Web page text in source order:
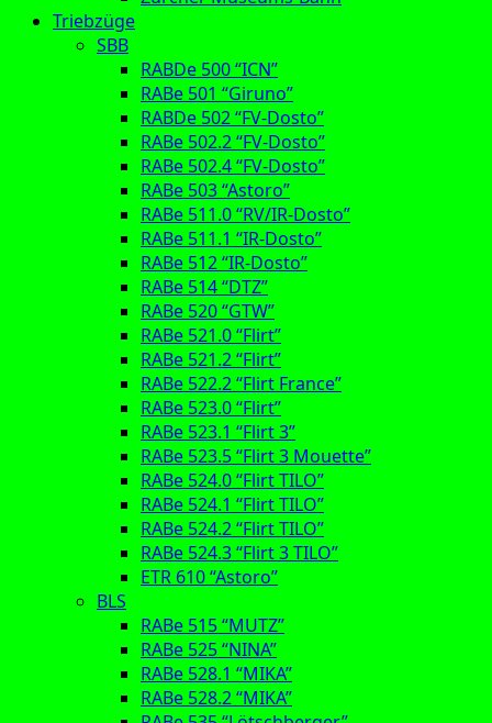
Triebzüge
SBB
RABDe 500 “ICN”
RABe 501 “Giruno”
RABDe 502 “FV-Dosto”
RABe 502.2 “FV-Dosto”
RABe 502.4 “FV-Dosto”
RABe 503 “Astoro”
RABe 511.0 “RV/IR-Dosto”
RABe 511.1 “IR-Dosto”
RABe 512 “IR-Dosto”
RABe 514 “DTZ”
RABe 520 “GTW”
RABe 521.0 “Flirt”
RABe 521.2 “Flirt”
RABe 522.2 “Flirt France”
RABe 523.0 “Flirt”
RABe 523.1 “Flirt 3”
RABe 523.5 “Flirt 3 Mouette”
RABe 524.0 “Flirt TILO”
RABe 524.1 “Flirt TILO”
RABe 524.2 “Flirt TILO”
RABe 524.3 “Flirt 3 TILO”
ETR 610 “Astoro”
BLS
RABe 515 “MUTZ”
RABe 525 “NINA”
RABe 528.1 “MIKA”
RABe 528.2 “MIKA”